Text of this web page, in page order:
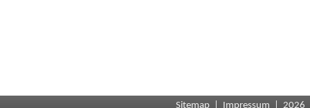
Sitemap Impressum | 2026